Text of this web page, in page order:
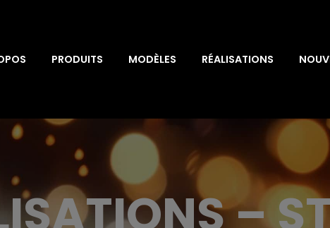
PRODUITS MODÈLES RÉALISATIONS
–